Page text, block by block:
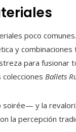
poco
y
para fusionar
colecciones Ballets
y la
la percepción